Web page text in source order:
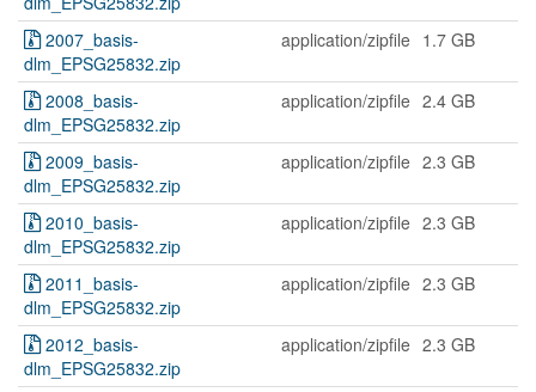
2007_basis-
dlm_EPSG25832.zip
application/zipfile 1.7 GB
2008_basis-
dlm_EPSG25832.zip
application/zipfile 2.4 GB
2009_basis-
dlm_EPSG25832.zip
application/zipfile 2.3 GB
2010_basis-
dlm_EPSG25832.zip
application/zipfile 2.3 GB
2011_basis-
dlm_EPSG25832.zip
application/zipfile 2.3 GB
2012_basis-
dlm_EPSG25832.zip
application/zipfile 2.3 GB